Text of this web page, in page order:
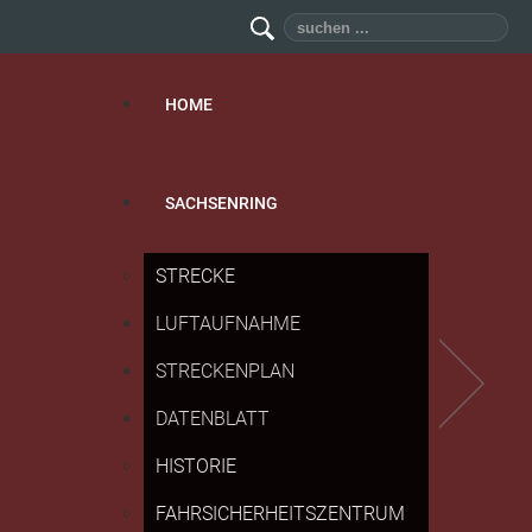
Suchen
HOME
SACHSENRING
STRECKE
LUFTAUFNAHME
STRECKENPLAN
DATENBLATT
HISTORIE
FAHRSICHERHEITSZENTRUM